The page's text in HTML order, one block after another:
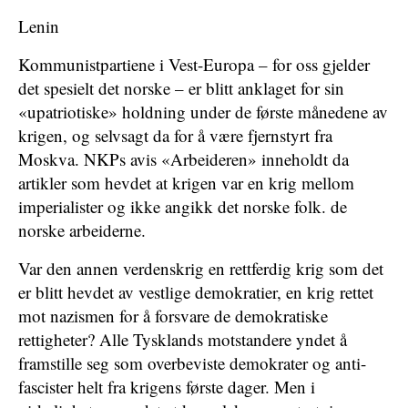
Lenin
Kommunistpartiene i Vest-Europa – for oss gjelder
det spesielt det norske – er blitt anklaget for sin
«upatriotiske» holdning under de første månedene av
krigen, og selvsagt da for å være fjernstyrt fra
Moskva. NKPs avis «Arbeideren» inneholdt da
artikler som hevdet at krigen var en krig mellom
imperialister og ikke angikk det norske folk. de
norske arbeiderne.
Var den annen verdenskrig en rettferdig krig som det
er blitt hevdet av vestlige demokratier, en krig rettet
mot nazismen for å forsvare de demokratiske
rettigheter? Alle Tysklands motstandere yndet å
framstille seg som overbeviste demokrater og anti-
fascister helt fra krigens første dager. Men i